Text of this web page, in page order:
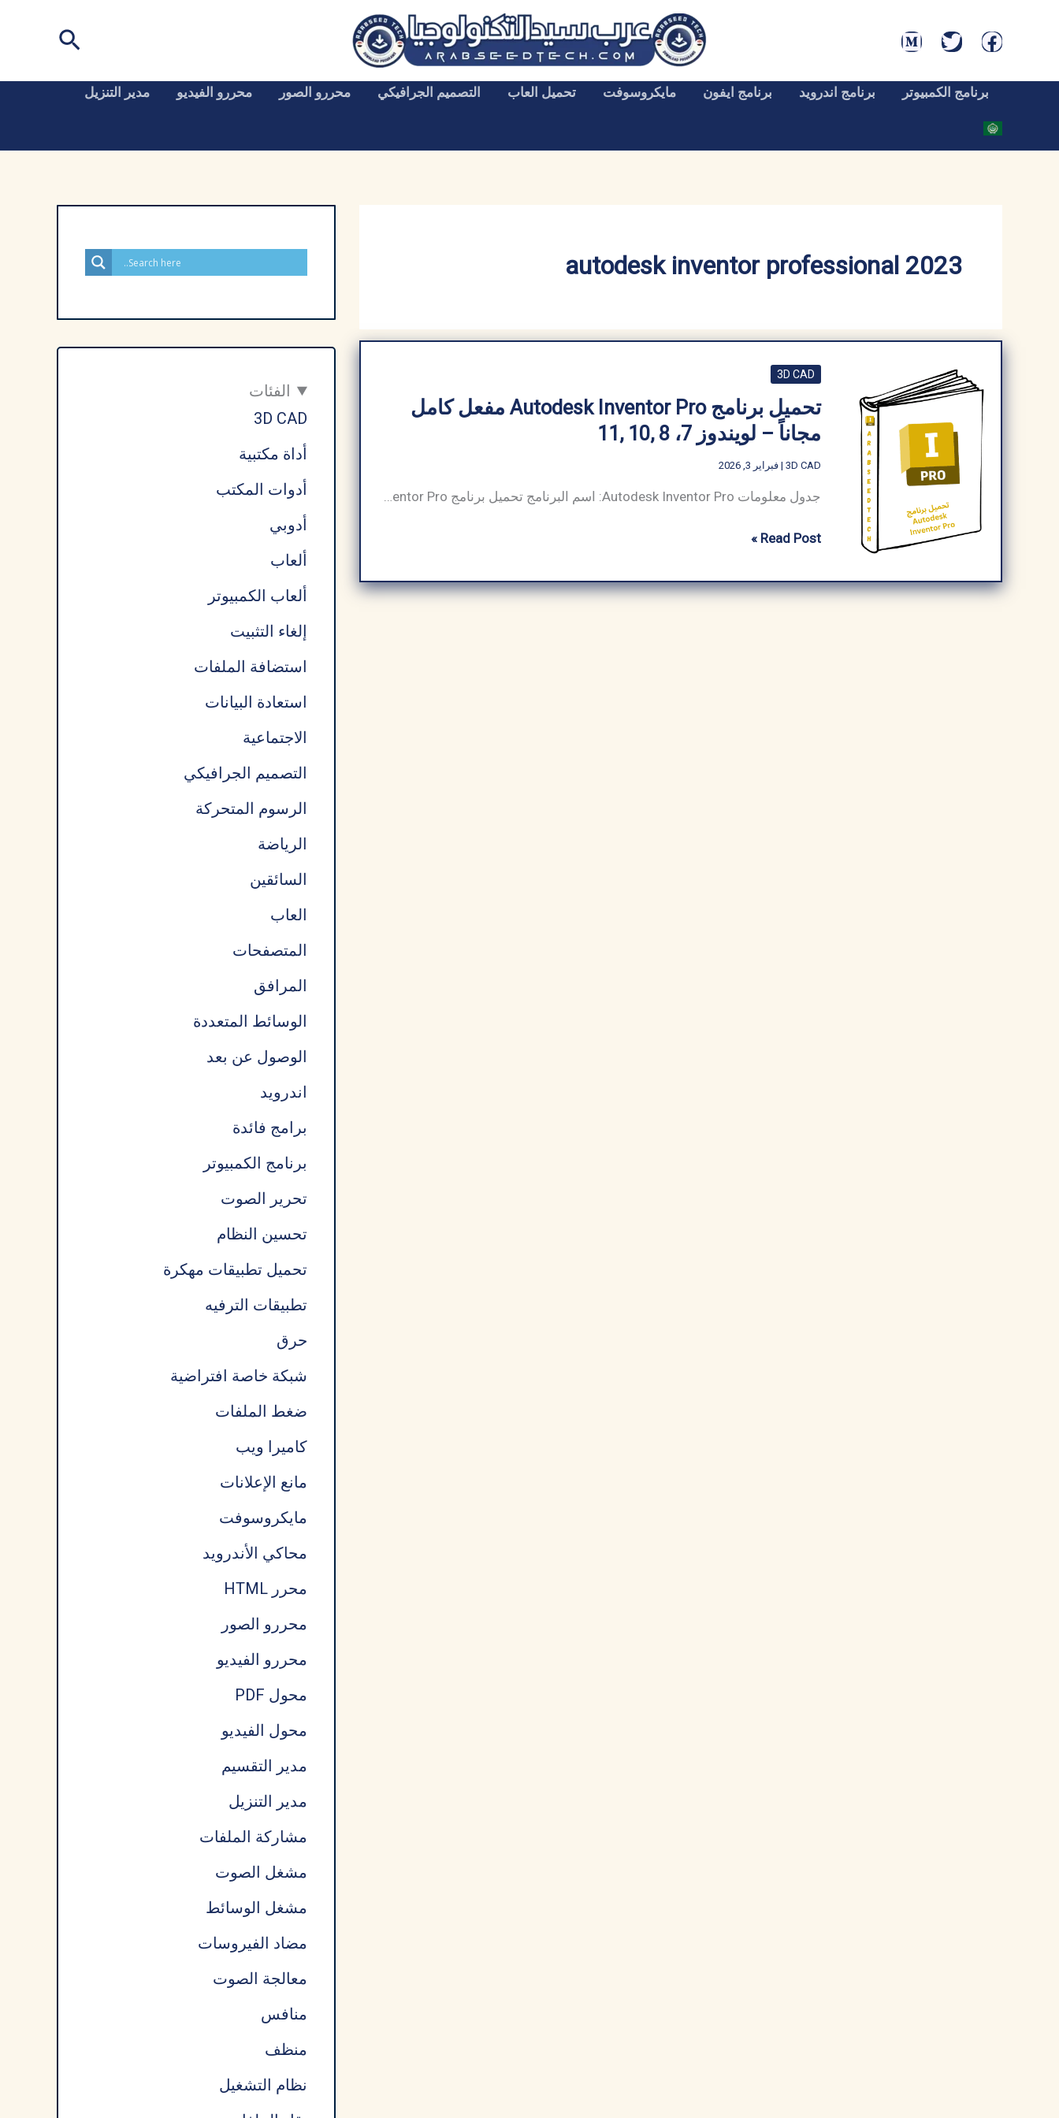
البحث
برنامج الكمبيوتر برنامج اندرويد برنامج ايفون مايكروسوفت تحميل العاب التصميم الجرافيكي محررو الصور محررو الفيديو مدير التنزيل
autodesk inventor professional 2023
3D CAD
تحميل برنامج Autodesk Inventor Pro مفعل كامل
مجاناً – لويندوز 7، 8 ,10 ,11
3D CAD
|فبراير 3, 2026
تحميل
Autodesk
Read Post »
الفئات
3D CAD
أداة مكتبية
أدوات المكتب
أدوبي
ألعاب
ألعاب الكمبيوتر
إلغاء التثبيت
استضافة الملفات
استعادة البيانات
الاجتماعية
التصميم الجرافيكي
الرسوم المتحركة
الرياضة
السائقين
العاب
المتصفحات
المرافق
الوسائط المتعددة
الوصول عن بعد
اندرويد
برامج فائدة
برنامج الكمبيوتر
تحرير الصوت
تحسين النظام
تحميل تطبيقات مهكرة
تطبيقات الترفيه
حرق
شبكة خاصة افتراضية
ضغط الملفات
كاميرا ويب
مانع الإعلانات
مايكروسوفت
محاكي الأندرويد
محرر HTML
محررو الصور
محررو الفيديو
محول PDF
محول الفيديو
مدير التقسيم
مدير التنزيل
مشاركة الملفات
مشغل الصوت
مشغل الوسائط
مضاد الفيروسات
معالجة الصوت
منافس
منظف
نظام التشغيل